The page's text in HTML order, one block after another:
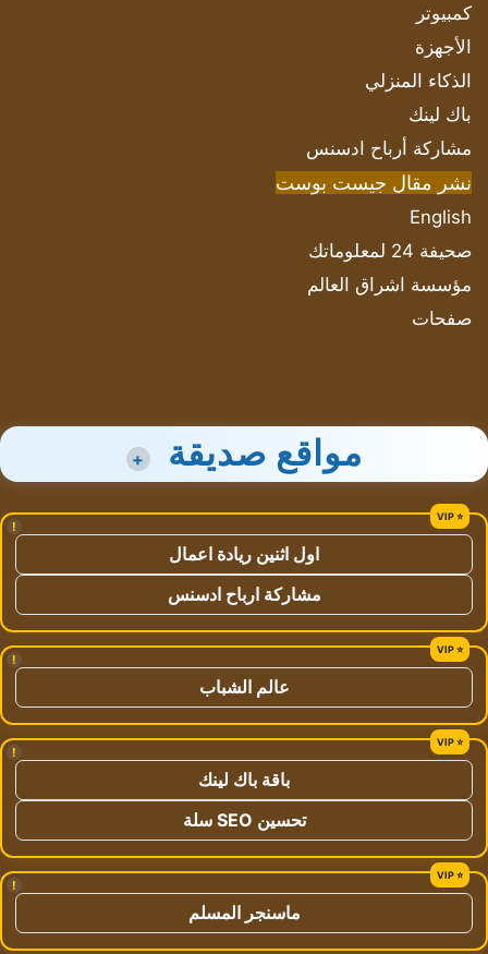
كمبيوتر
الأجهزة
الذكاء المنزلي
باك لينك
مشاركة أرباح ادسنس
نشر مقال جيست بوست
English
صحيفة 24 لمعلوماتك
مؤسسة اشراق العالم
صفحات
مواقع صديقة +
!
اول اثنين ريادة اعمال
مشاركة ارباح ادسنس
!
عالم الشباب
!
باقة باك لينك
تحسين SEO سلة
!
ماسنجر المسلم